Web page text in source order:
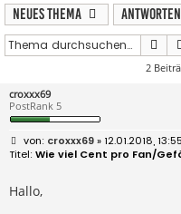
Neues Thema
Antworten
2
croxxx69
PostRank 5
B
e
i
r
a
croxxx69» 12.01.2018, 13:55
Wie viel Cent pro Fan/
Hallo,